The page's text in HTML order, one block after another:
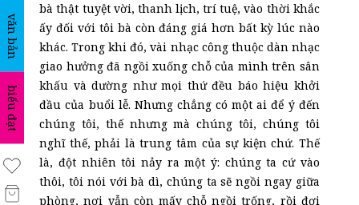
văn bản
biểu đạt
bà thật tuyệt vời, thanh lịch, trí tuệ, vào thời khắc
ấy đối với tôi bà còn đáng giá hơn bất kỳ lúc nào
khác. Trong khi đó, vài nhạc công thuộc dàn nhạc
giao hưởng đã ngồi xuống chỗ của mình trên sân
khấu và dường như mọi thứ đều báo hiệu khởi
đầu của buổi lễ. Nhưng chẳng có một ai để ý đến
chúng tôi, thế nhưng mà chúng tôi, chúng tôi
nghĩ thế, phải là trung tâm của sự kiện chứ. Thế
là, đột nhiên tôi nảy ra một ý: chúng ta cứ vào
thôi, tôi nói với bà dì, chúng ta sẽ ngồi ngay giữa
phòng, nơi vẫn còn mấy chỗ ngồi trống, rồi đợi